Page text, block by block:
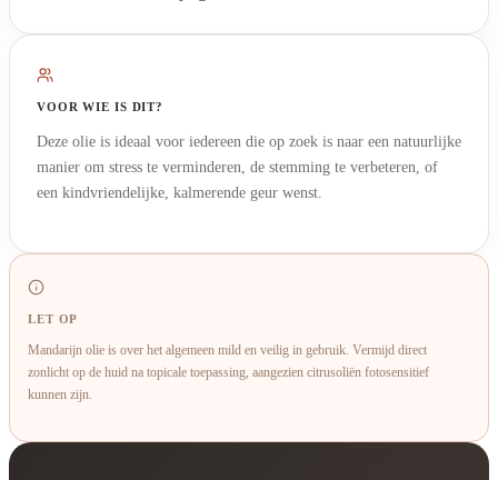
VOOR WIE IS DIT?
Deze olie is ideaal voor iedereen die op zoek is naar een natuurlijke
manier om stress te verminderen, de stemming te verbeteren, of
een kindvriendelijke, kalmerende geur wenst.
LET OP
Mandarijn olie is over het algemeen mild en veilig in gebruik. Vermijd direct
zonlicht op de huid na topicale toepassing, aangezien citrusoliën fotosensitief
kunnen zijn.